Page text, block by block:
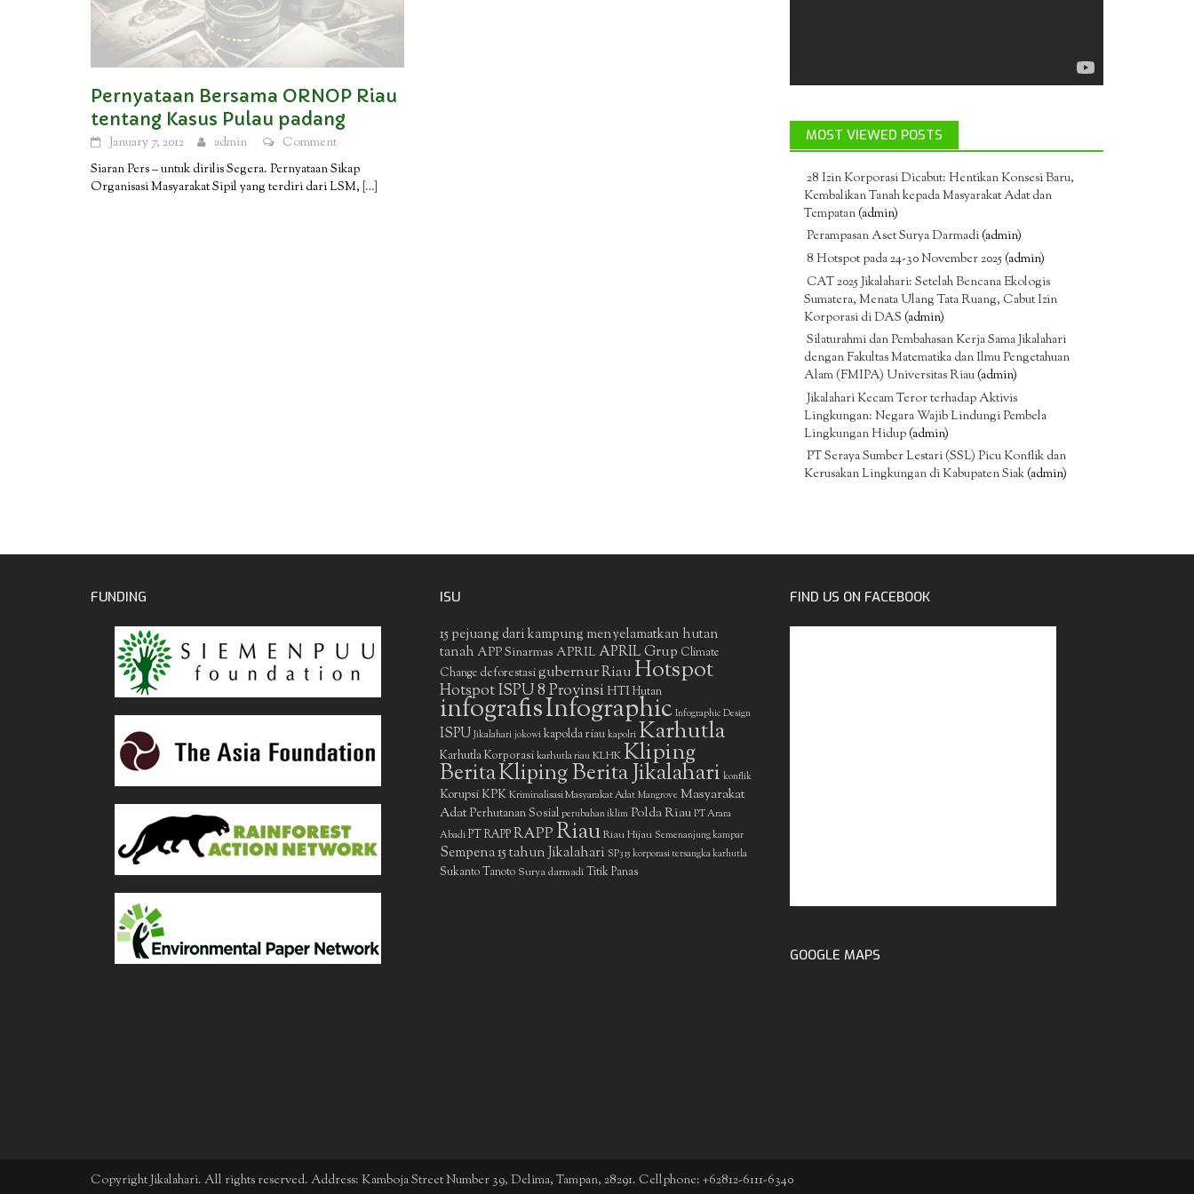
Pernyataan Bersama ORNOP Riau
tentang Kasus Pulau padang
January 7, 2012 admin
Comment
Siaran Pers – untuk dirilis Segera. Pernyataan Sikap
Organisasi Masyarakat Sipil yang terdiri dari LSM, […]
MOST VIEWED POSTS
28 Izin Korporasi Dicabut: Hentikan Konsesi Baru,
Kembalikan Tanah kepada Masyarakat Adat dan
Tempatan(admin)
Perampasan Aset Surya Darmadi(admin)
8 Hotspot pada 24-30 November 2025(admin)
CAT 2025 Jikalahari: Setelah Bencana Ekologis
Sumatera, Menata Ulang Tata Ruang, Cabut Izin
Korporasi di DAS (admin)
Silaturahmi dan Pembahasan Kerja Sama Jikalahari
dengan Fakultas Matematika dan Ilmu Pengetahuan
Alam (FMIPA) Universitas Riau(admin)
Jikalahari Kecam Teror terhadap Aktivis
Lingkungan: Negara Wajib Lindungi Pembela
Lingkungan Hidup(admin)
PT Seraya Sumber Lestari (SSL) Picu Konflik dan
Kerusakan Lingkungan di Kabupaten Siak(admin)
FUNDING ISU
15 pejuang dari kampung menyelamatkan hutan
tanah APP Sinarmas APRIL APRIL Grup Climate
Change deforestasigubernur RiauHotspot
Hotspot ISPU 8 ProvinsiHTIHutan
infografisInfographic Infographic Design
ISPU Jikalahari jokowi kapolda riau kapolri Karhutla
Karhutla Korporasi karhutla riau KLHKKliping
BeritaKliping Berita Jikalahari konflik
Korupsi KPK Kriminalisasi Masyarakat Adat Mangrove Masyarakat
AdatPerhutanan Sosial perubahan iklim Polda Riau PT Arara
Abadi PT RAPPRAPPRiauRiau Hijau Semenanjung kampar
Sempena 15 tahun Jikalahari SP3 15 korporasi tersangka karhutla
Sukanto Tanoto Surya darmadiTitik Panas
FIND US ON FACEBOOK
GOOGLE MAPS
Copyright Jikalahari. All rights reserved. Address: Kamboja Street Number 39, Delima, Tampan, 28291. Cellphone: +62812-6111-6340